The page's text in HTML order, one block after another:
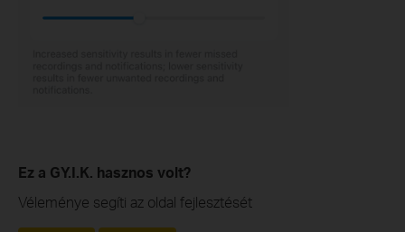
Ez a GY.I.K. hasznos volt?
Véleménye segíti az oldal fejlesztését